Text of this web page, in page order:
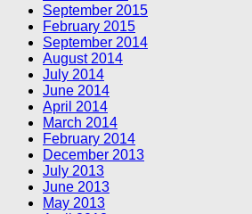
September 2015
February 2015
September 2014
August 2014
July 2014
June 2014
April 2014
March 2014
February 2014
December 2013
July 2013
June 2013
May 2013